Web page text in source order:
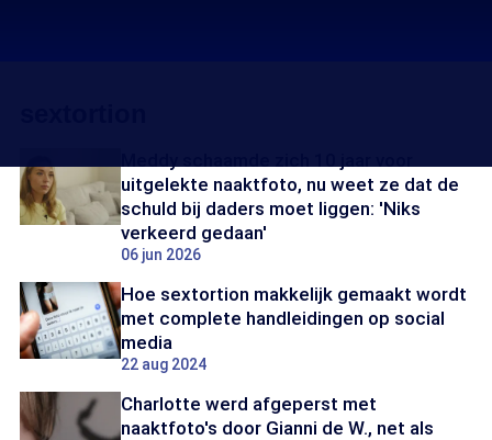
uitgelekte naaktfoto, nu weet ze dat de
schuld bij daders moet liggen: 'Niks
verkeerd gedaan'
06 jun 2026
Hoe sextortion makkelijk gemaakt wordt
met complete handleidingen op social
media
22 aug 2024
Charlotte werd afgeperst met
naaktfoto's door Gianni de W., net als